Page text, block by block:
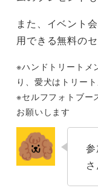
また、イベント
用できる無料の
※ハンドトリートメ
り、愛犬はトリー
※セルフフォトブー
お願いします